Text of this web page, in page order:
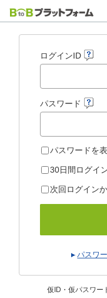
ログインID
パスワード
パスワードを
30日間ログイ
次回ログイン
パスワ
仮ID・仮パスワー